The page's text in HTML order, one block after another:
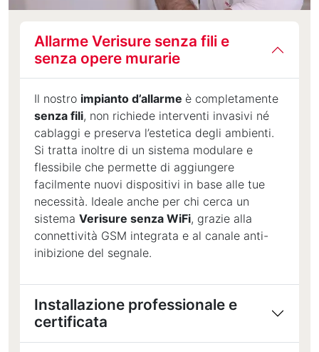
Allarme Verisure senza fili e
senza opere murarie
Il nostro impianto d’allarme è completamente
senza fili, non richiede interventi invasivi né
cablaggi e preserva l’estetica degli ambienti.
Si tratta inoltre di un sistema modulare e
flessibile che permette di aggiungere
facilmente nuovi dispositivi in base alle tue
necessità. Ideale anche per chi cerca un
sistema Verisure senza WiFi, grazie alla
connettività GSM integrata e al canale anti-
inibizione del segnale.
Installazione professionale e
certificata